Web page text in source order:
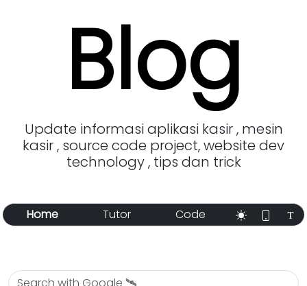
Blog
Update informasi aplikasi kasir , mesin
kasir , source code project, website dev
technology , tips dan trick
Home Tutor Code